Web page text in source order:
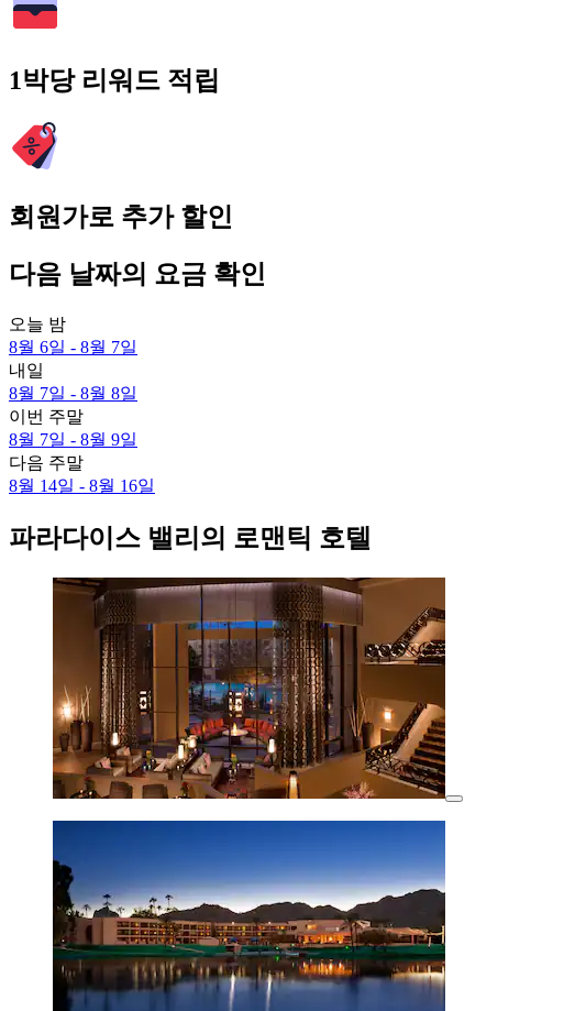
1박당 리워드 적립
회원가로 추가 할인
다음 날짜의 요금 확인
오늘 밤
8월 6일 - 8월 7일
내일
8월 7일 - 8월 8일
이번 주말
8월 7일 - 8월 9일
다음 주말
8월 14일 - 8월 16일
파라다이스 밸리의 로맨틱 호텔